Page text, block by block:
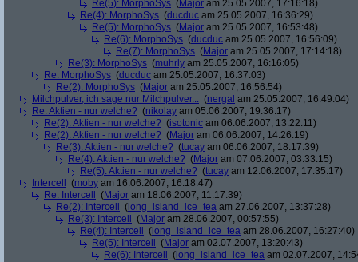
Re(5): MorphoSys (Major am 25.05.2007, 17:16:18)
Re(4): MorphoSys (ducduc am 25.05.2007, 16:36:29)
Re(5): MorphoSys (Major am 25.05.2007, 16:53:48)
Re(6): MorphoSys (ducduc am 25.05.2007, 16:56:09)
Re(7): MorphoSys (Major am 25.05.2007, 17:14:18)
Re(3): MorphoSys (muhrly am 25.05.2007, 16:16:05)
Re: MorphoSys (ducduc am 25.05.2007, 16:37:03)
Re(2): MorphoSys (Major am 25.05.2007, 16:56:54)
Milchpulver, ich sage nur Milchpulver... (nergal am 25.05.2007, 16:49:04)
Re: Aktien - nur welche? (nikolay am 05.06.2007, 19:36:17)
Re(2): Aktien - nur welche? (isotonic am 06.06.2007, 13:22:11)
Re(2): Aktien - nur welche? (Major am 06.06.2007, 14:26:19)
Re(3): Aktien - nur welche? (tucay am 06.06.2007, 18:17:39)
Re(4): Aktien - nur welche? (Major am 07.06.2007, 03:33:15)
Re(5): Aktien - nur welche? (tucay am 12.06.2007, 17:35:17)
Intercell
(moby am 16.06.2007, 16:18:47)
Re: Intercell
(Major am 18.06.2007, 11:17:39)
Re(2): Intercell
( long_island_ice_tea am 27.06.2007, 13:37:28)
Re(3): Intercell
(Major am 28.06.2007, 00:57:55)
Re(4): Intercell
( long_island_ice_tea am 28.06.2007, 16:27:40)
Re(5): Intercell
(Major am 02.07.2007, 13:20:43)
Re(6): Intercell
( long_island_ice_tea am 02.07.2007,